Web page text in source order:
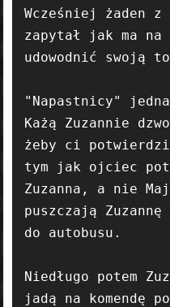
Wcześniej żaden
zapytał jak ma
udowodnić swoją
"Napastnicy"
Każą Zuzannie
żeby ci
tym jak ojciec
Zuzanna, a nie
puszczają
do autobusu.
Niedługo potem
jadą na komendę